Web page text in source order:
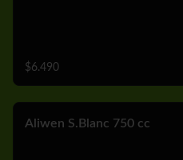
$6.490
Aliwen S.Blanc 750 cc